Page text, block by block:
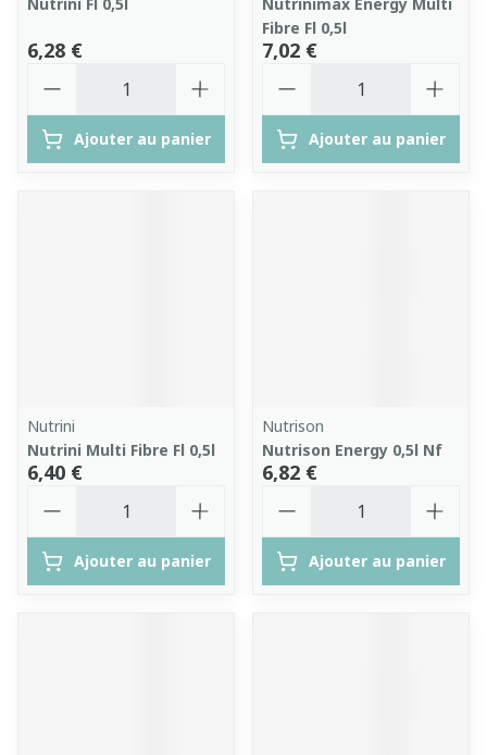
6,28 €
Ajouter au panier
Fibre Fl 0,5l
7,02 €
Ajouter au panier
Nutrini
Nutrini Multi Fibre Fl 0,5l
6,40 €
Ajouter au panier
Nutrison
Nutrison Energy 0,5l Nf
6,82 €
Ajouter au panier